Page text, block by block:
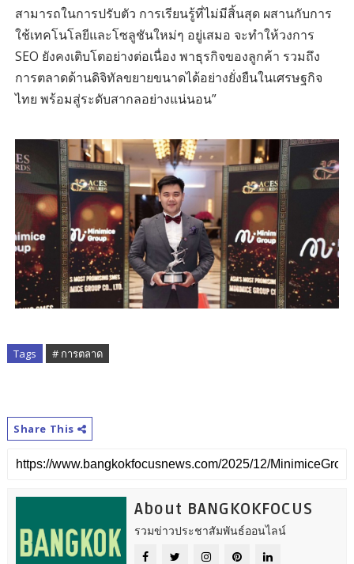
สามารถในการปรับตัว การเรียนรู้ที่ไม่มีสิ้นสุด ผสานกับการ
ใช้เทคโนโลยีและโซลูชันใหม่ๆ อยู่เสมอ จะทำให้วงการ
SEO ยังคงเติบโตอย่างต่อเนื่อง พาธุรกิจของลูกค้า รวมถึง
การตลาดด้านดิจิทัลขยายขนาดได้อย่างยั่งยืนในเศรษฐกิจ
ไทย พร้อมสู่ระดับสากลอย่างแน่นอน”
Tags # การตลาด
Share This
About BANGKOKFOCUS
รวมข่าวประชาสัมพันธ์ออนไลน์